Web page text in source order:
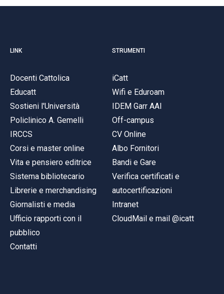
LINK
Docenti Cattolica
Educatt
Sostieni l'Università
Policlinico A. Gemelli
IRCCS
Corsi e master online
Vita e pensiero editrice
Sistema bibliotecario
Librerie e merchandising
Giornalisti e media
Ufficio rapporti con il
pubblico
Contatti
STRUMENTI
iCatt
Wifi e Eduroam
IDEM Garr AAI
Off-campus
CV Online
Albo Fornitori
Bandi e Gare
Verifica certificati e
autocertificazioni
Intranet
CloudMail e mail @icatt